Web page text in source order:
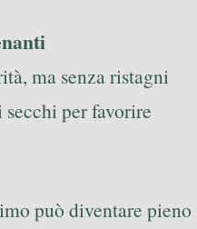
ma senza ristagni
per favorire
può diventare pieno